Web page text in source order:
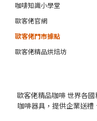
咖啡知識小學堂
歐客佬官網
歐客佬門市據點
歐客佬精品烘焙坊
歐客佬精品咖啡 世界各
咖啡器具，提供企業送